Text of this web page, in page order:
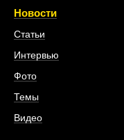
Новости
Статьи
Интервью
Фото
Темы
Видео